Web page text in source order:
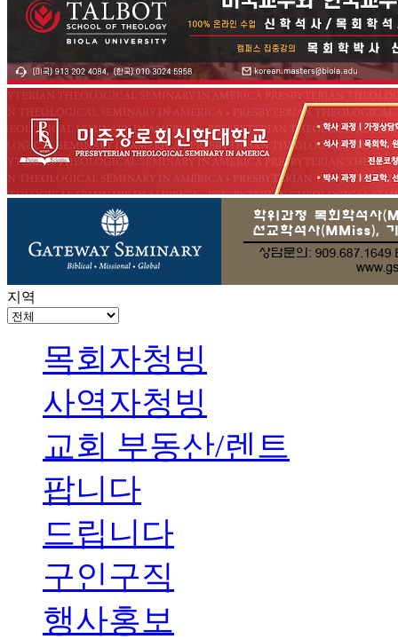
지역
목회자청빙
사역자청빙
교회 부동산/렌트
팝니다
드립니다
구인구직
행사홍보